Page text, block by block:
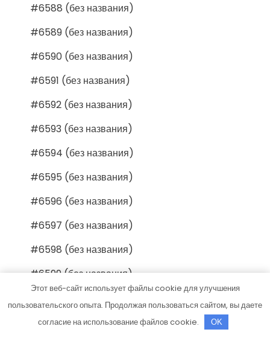
#6588 (без названия)
#6589 (без названия)
#6590 (без названия)
#6591 (без названия)
#6592 (без названия)
#6593 (без названия)
#6594 (без названия)
#6595 (без названия)
#6596 (без названия)
#6597 (без названия)
#6598 (без названия)
#6599 (без названия)
#6601 (без названия)
Этот веб-сайт использует файлы cookie для улучшения
пользовательского опыта. Продолжая пользоваться сайтом, вы даете
согласие на использование файлов cookie.
OK